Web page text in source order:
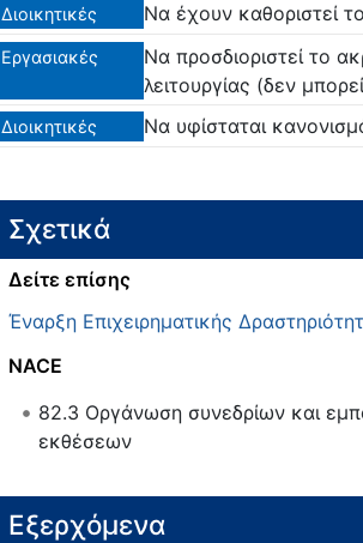
Διοικητικές Να έχουν καθοριστεί
Εργασιακές
Να προσδιοριστεί το
λειτουργίας (δεν
Διοικητικές Να υφίσταται
Σχετικά
Δείτε επίσης
Έναρξη Επιχειρηματικής
NACE
82.3 Οργάνωση συνεδρίων και
εκθέσεων
Εξερχόμενα